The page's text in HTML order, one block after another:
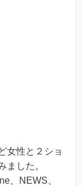
女性と２ショ
ました。
、NEWS、